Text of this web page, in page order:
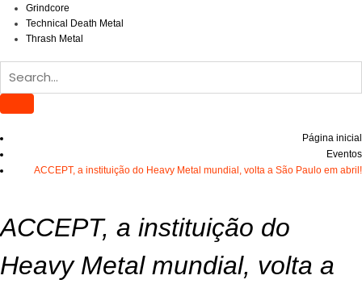
Grindcore
Technical Death Metal
Thrash Metal
Página inicial
Eventos
ACCEPT, a instituição do Heavy Metal mundial, volta a São Paulo em abril!
ACCEPT, a instituição do
Heavy Metal mundial, volta a